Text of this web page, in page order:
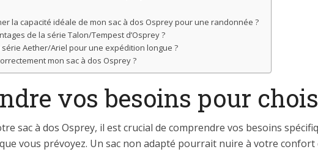
la capacité idéale de mon sac à dos Osprey pour une randonnée ?
de la série Talon/Tempest d’Osprey ?
Aether/Ariel pour une expédition longue ?
mon sac à dos Osprey ?
vos besoins pour
sac à dos Osprey, il est crucial de comprendre vos besoins
vous prévoyez. Un sac non adapté pourrait nuire à votre